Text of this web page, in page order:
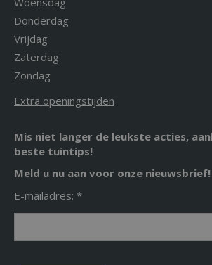
Donderdag
Vrijdag
Zaterdag
Zondag
Extra openingstijden
Mis niet langer de leukste acties,
beste tuintips!
Meld u nu aan voor onze nieuwsbrief!
E-mailadres: *